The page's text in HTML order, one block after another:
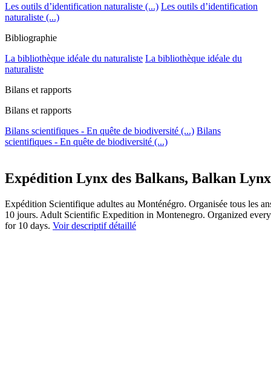
Les outils d’identification naturaliste (...) Les outils d’identification
naturaliste (...)
Bibliographie
La bibliothèque idéale du naturaliste La bibliothèque idéale du
naturaliste
Bilans et rapports
Bilans et rapports
Bilans scientifiques - En quête de biodiversité (...) Bilans
scientifiques - En quête de biodiversité (...)
Expédition Lynx des Balkans, Balkan
Expédition Scientifique adultes au Monténégro. Organisée tous les
10 jours. Adult Scientific Expedition in Montenegro. Organized
for 10 days. Voir descriptif détaillé